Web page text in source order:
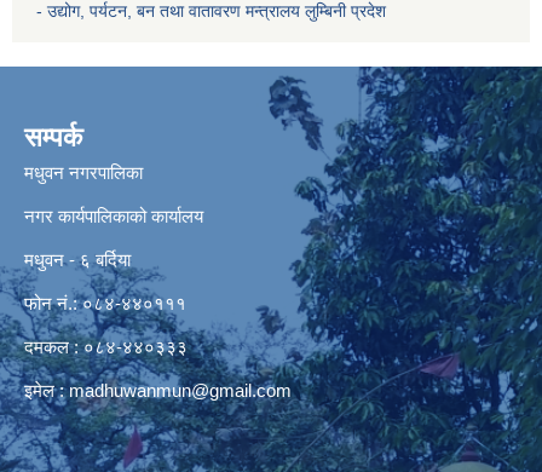
- उद्योग, पर्यटन, बन तथा वातावरण मन्त्रालय लुम्बिनी प्रदेश
सम्पर्क
मधुवन नगरपालिका
नगर कार्यपालिकाको कार्यालय
मधुवन - ६ बर्दिया
फोन नं.: ०८४-४४०१११
दमकल : ०८४-४४०३३३
इमेल :madhuwanmun@gmail.com